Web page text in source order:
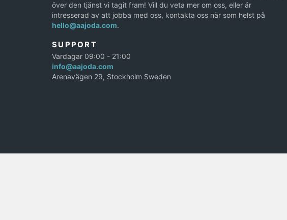
över den tjänst vi tagit fram! Vill du veta mer om oss, eller är
intresserad av att jobba med oss, kontakta oss när som helst på
hello@aajoda.com.
SUPPORT
Vardagar 09:00 - 21:00
info@aajoda.com
Arenavägen 29, Stockholm Sweden